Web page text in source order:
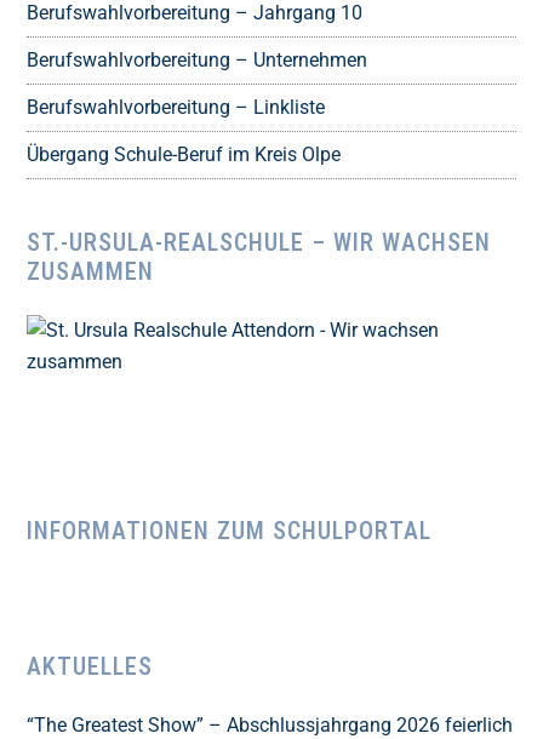
Berufswahlvorbereitung – Jahrgang 10
Berufswahlvorbereitung – Unternehmen
Berufswahlvorbereitung – Linkliste
Übergang Schule-Beruf im Kreis Olpe
ST.-URSULA-REALSCHULE – WIR WACHSEN
ZUSAMMEN
INFORMATIONEN ZUM SCHULPORTAL
AKTUELLES
“The Greatest Show” – Abschlussjahrgang 2026 feierlich